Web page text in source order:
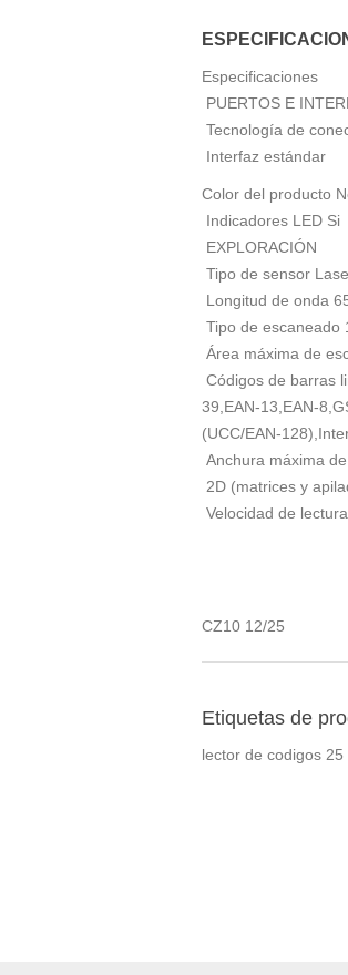
Especificaciones
PUERTOS E
Tecnología de
Interfaz estándar
Color del producto
Indicadores LED Si
EXPLORACIÓN
Tipo de sensor
Longitud de onda
Tipo de escaneado
Área máxima de
Códigos de barras
39,EAN-13,EAN-
(UCC/EAN-
Anchura máxima
2D (matrices y
Velocidad de
CZ10 12/25
Etiquetas de
lector de codigos 25